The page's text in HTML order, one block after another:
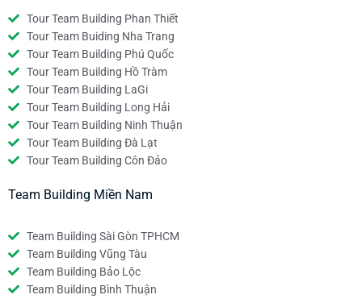
Tour Team Building Phan Thiết
Tour Team Buiding Nha Trang
Tour Team Building Phú Quốc
Tour Team Building Hồ Tràm
Tour Team Building LaGi
Tour Team Building Long Hải
Tour Team Building Ninh Thuận
Tour Team Building Đà Lạt
Tour Team Building Côn Đảo
Team Building Miền Nam
Team Building Sài Gòn TPHCM
Team Building Vũng Tàu
Team Building Bảo Lộc
Team Building Bình Thuận